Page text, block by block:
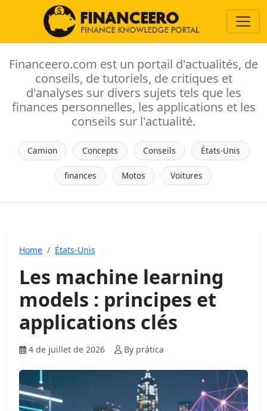
Financeero.com est un portail d'actualités, de
conseils, de tutoriels, de critiques et
d'analyses sur divers sujets tels que les
finances personnelles, les applications et les
conseils sur l'actualité.
Camion Concepts Conseils États-Unis
finances Motos Voitures
Home États-Unis
Les machine learning
models : principes et
applications clés
4 de juillet de 2026 By prática